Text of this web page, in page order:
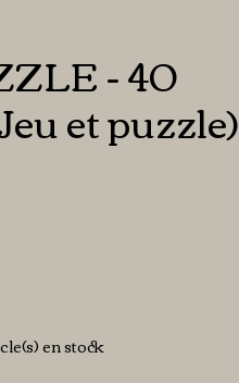
- 40
et puzzle)
en stock